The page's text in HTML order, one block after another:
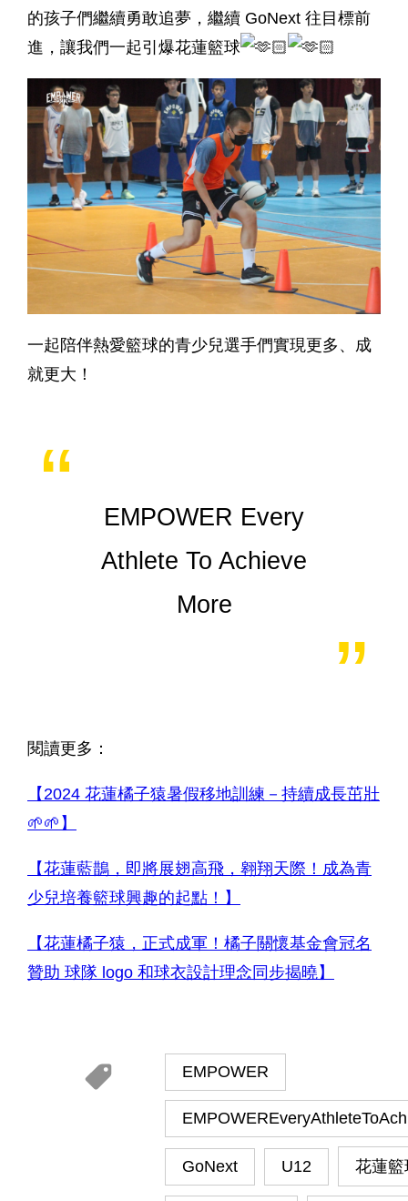
的孩子們繼續勇敢追夢，繼續 GoNext 往目標前
進，讓我們一起引爆花蓮籃球
一起陪伴熱愛籃球的青少兒選手們實現更多、成
就更大！
EMPOWER Every
Athlete To Achieve
More
閱讀更多：
【2024 花蓮橘子猿暑假移地訓練－持續成長茁壯
🌱🌱】
【花蓮藍鵲，即將展翅高飛，翱翔天際！成為青
少兒培養籃球興趣的起點！】
【花蓮橘子猿，正式成軍！橘子關懷基金會冠名
贊助 球隊 logo 和球衣設計理念同步揭曉】
EMPOWER
GoNext U12 花蓮籃